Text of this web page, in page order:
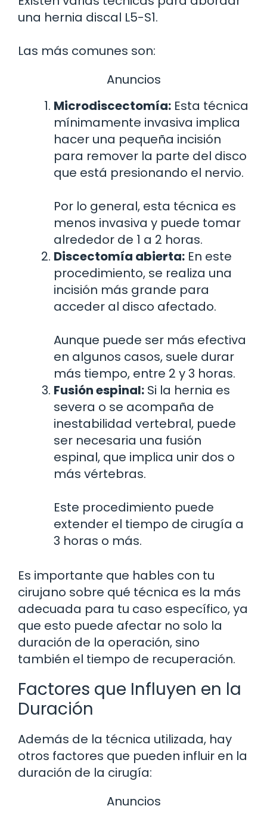
una hernia discal L5-S1.
Las más comunes son:
Anuncios
Microdiscectomía: Esta técnica
mínimamente invasiva implica
hacer una pequeña incisión
para remover la parte del disco
que está presionando el nervio.
Por lo general, esta técnica es
menos invasiva y puede tomar
alrededor de 1 a 2 horas.
Discectomía abierta: En este
procedimiento, se realiza una
incisión más grande para
acceder al disco afectado.
Aunque puede ser más efectiva
en algunos casos, suele durar
más tiempo, entre 2 y 3 horas.
Fusión espinal: Si la hernia es
severa o se acompaña de
inestabilidad vertebral, puede
ser necesaria una fusión
espinal, que implica unir dos o
más vértebras.
Este procedimiento puede
extender el tiempo de cirugía a
3 horas o más.
Es importante que hables con tu
cirujano sobre qué técnica es la más
adecuada para tu caso específico, ya
que esto puede afectar no solo la
duración de la operación, sino
también el tiempo de recuperación.
Factores que Influyen en la
Duración
Además de la técnica utilizada, hay
otros factores que pueden influir en la
duración de la cirugía:
Anuncios